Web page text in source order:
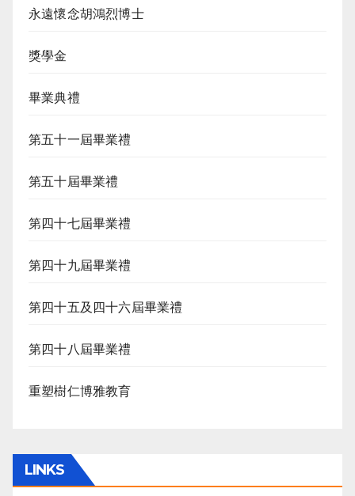
永遠懷念胡鴻烈博士
獎學金
畢業典禮
第五十一屆畢業禮
第五十屆畢業禮
第四十七屆畢業禮
第四十九屆畢業禮
第四十五及四十六屆畢業禮
第四十八屆畢業禮
重塑樹仁博雅教育
LINKS